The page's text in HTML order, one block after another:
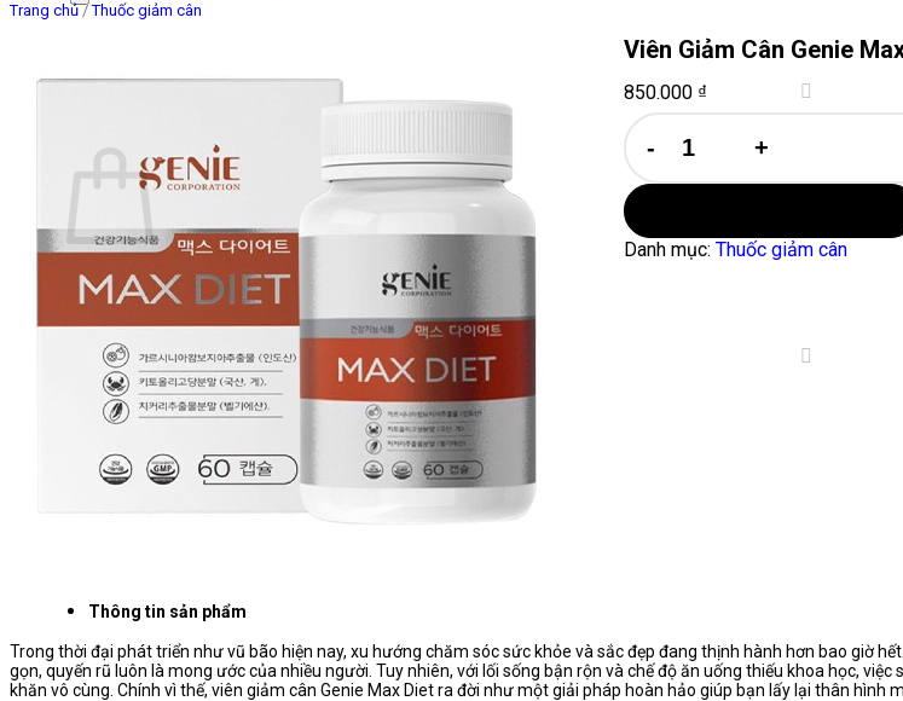
Chưa có sản phẩm trong giỏ hàng.
Quay trở lại cửa hàng
Trang chủ / Thuốc giảm cân
Viên Giảm Cân Genie
850.000 ₫
Giảm
-
Giải
Danh mục: Thuốc giảm cân
Thông tin sản phẩm
Trong thời đại phát triển như vũ bão hiện nay, xu hướng chăm sóc sức khỏe và sắc đẹp đang thịnh hành hơn bao giờ
gọn, quyến rũ luôn là mong ước của nhiều người. Tuy nhiên, với lối sống bận rộn và chế độ ăn uống thiếu khoa học,
khăn vô cùng. Chính vì thế, viên giảm cân Genie Max Diet ra đời như một giải pháp hoàn hảo giúp bạn lấy lại thân hình